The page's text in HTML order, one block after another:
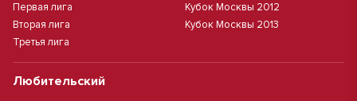
Первая лига
Вторая лига
Третья лига
Кубок Москвы 2012
Кубок Москвы 2013
Любительский